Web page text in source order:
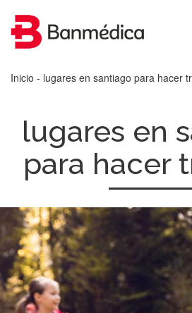
Inicio - lugares en santiago para hacer
lugares en
para hacer